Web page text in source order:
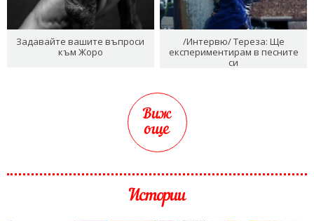
Задавайте вашите въпроси
към Жоро
/Интервю/ Тереза: Ще
експериментирам в песните
си
Виж
още
Истории